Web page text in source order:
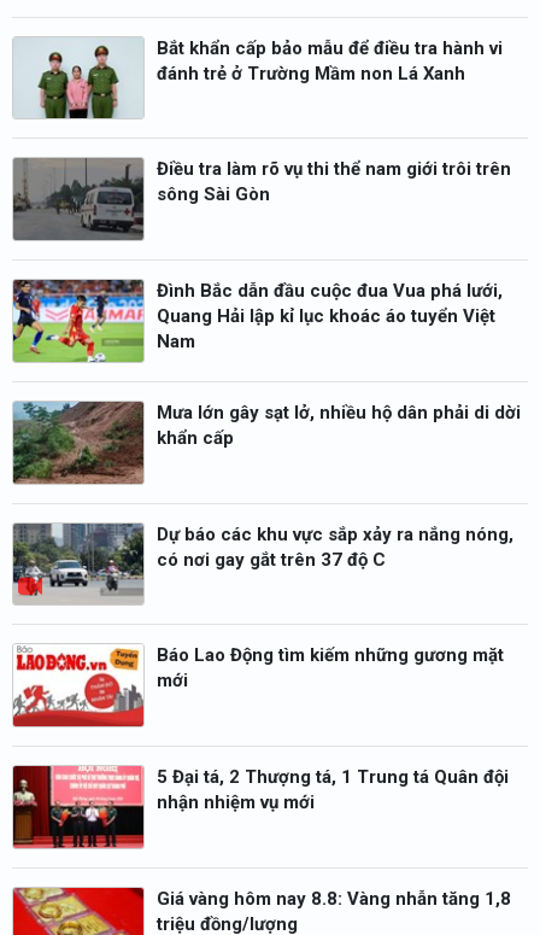
Bắt khẩn cấp bảo mẫu để điều tra hành vi
đánh trẻ ở Trường Mầm non Lá Xanh
Điều tra làm rõ vụ thi thể nam giới trôi trên
sông Sài Gòn
Đình Bắc dẫn đầu cuộc đua Vua phá lưới,
Quang Hải lập kỉ lục khoác áo tuyển Việt
Nam
Mưa lớn gây sạt lở, nhiều hộ dân phải di dời
khẩn cấp
Dự báo các khu vực sắp xảy ra nắng nóng,
có nơi gay gắt trên 37 độ C
Báo Lao Động tìm kiếm những gương mặt
mới
5 Đại tá, 2 Thượng tá, 1 Trung tá Quân đội
nhận nhiệm vụ mới
Giá vàng hôm nay 8.8: Vàng nhẫn tăng 1,8
triệu đồng/lượng